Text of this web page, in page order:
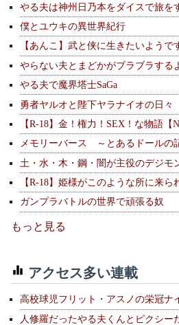
やる夫は神州日乃本をダイスで旅を
僕とユウキの異世界紀行
【あんこ】武と侠に生きたいようで
やらない夫とまどかがブラブラする
やる夫で魔界塔士SaGa
勇者ヤルオと陛下ヤラナイオの日々
【R-18】金！権力！SEX！な物語【
メモリーバース ～とあるドールの
土・水・木・鋼・闇が主役のデジモ
【R-18】姫様がこのような所に来ら
ガンプラバトルの世界で頑張る奴
もっと見る
アクセス多い連載
高校球児フリット・アスノの栄冠ナ
人修羅だったやる夫くんとピクシー